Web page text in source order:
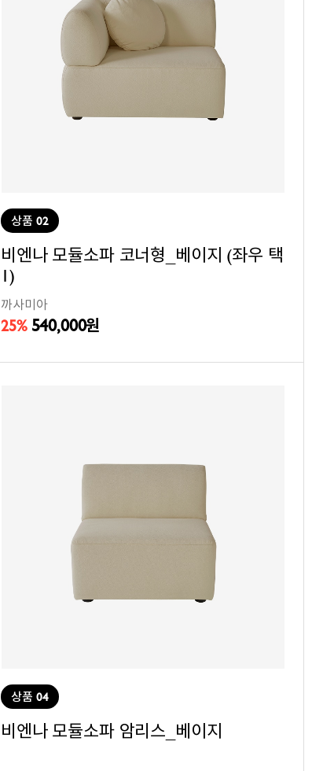
상품 02
비엔나 모듈소파 코너형_베이지 (좌우 택
1)
까사미아
25% 540,000원
상품 04
비엔나 모듈소파 암리스_베이지